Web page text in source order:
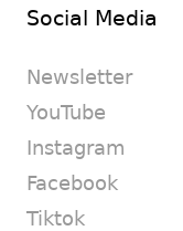
Social Media
Newsletter
YouTube
Instagram
Facebook
Tiktok